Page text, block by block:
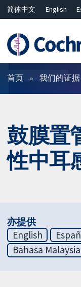
简体中文 English
ไทย
繁體中文
过滤
首页 我们的证据
鼓膜置
性中耳
亦提供
English
Bahasa Malaysia